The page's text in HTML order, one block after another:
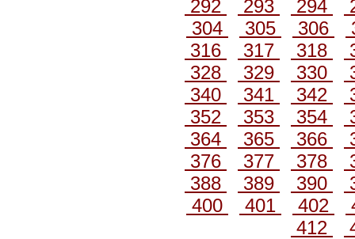
292
293 294
304
305 306
316
317 318
328
329 330
340
341 342
352
353 354
364
365 366
376
377 378
388
389 390
400
401 402
412